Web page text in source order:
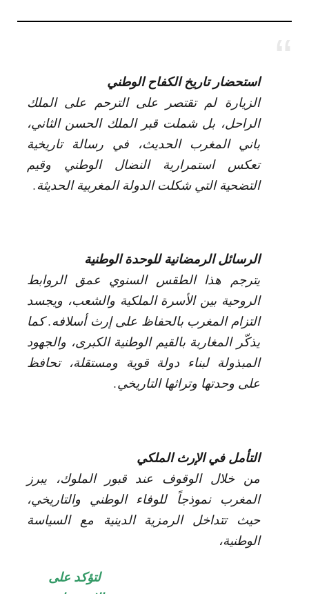
استحضار تاريخ الكفاح الوطني
الزيارة لم تقتصر على الترحم على الملك
الراحل، بل شملت قبر الملك الحسن الثاني،
باني المغرب الحديث، في رسالة تاريخية
تعكس استمرارية النضال الوطني وقيم
التضحية التي شكلت الدولة المغربية الحديثة.
الرسائل الرمضانية للوحدة الوطنية
يترجم هذا الطقس السنوي عمق الروابط
الروحية بين الأسرة الملكية والشعب، ويجسد
التزام المغرب بالحفاظ على إرث أسلافه. كما
يذكّر المغاربة بالقيم الوطنية الكبرى، والجهود
المبذولة لبناء دولة قوية ومستقلة، تحافظ
على وحدتها وتراثها التاريخي.
التأمل في الإرث الملكي
من خلال الوقوف عند قبور الملوك، يبرز
المغرب نموذجاً للوفاء الوطني والتاريخي،
حيث تتداخل الرمزية الدينية مع السياسة
الوطنية،
لتؤكد على